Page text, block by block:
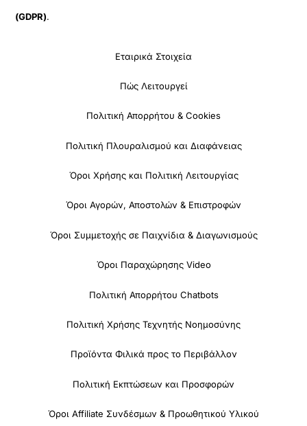
(GDPR).
Εταιρικά Στοιχεία
Πώς Λειτουργεί
Πολιτική Απορρήτου & Cookies
Πολιτική Πλουραλισμού και Διαφάνειας
Όροι Χρήσης και Πολιτική Λειτουργίας
Όροι Αγορών, Αποστολών & Επιστροφών
Όροι Συμμετοχής σε Παιχνίδια & Διαγωνισμούς
Όροι Παραχώρησης Video
Πολιτική Απορρήτου Chatbots
Πολιτική Χρήσης Τεχνητής Νοημοσύνης
Προϊόντα Φιλικά προς το Περιβάλλον
Πολιτική Εκπτώσεων και Προσφορών
Όροι Affiliate Συνδέσμων & Προωθητικού Υλικού